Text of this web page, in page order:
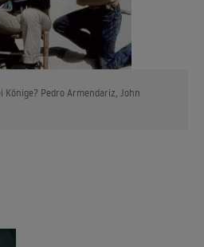
Könige? Pedro Armendariz, John